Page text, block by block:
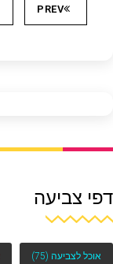
PREV
דפי צביעה
אוכל לצביעה (75)